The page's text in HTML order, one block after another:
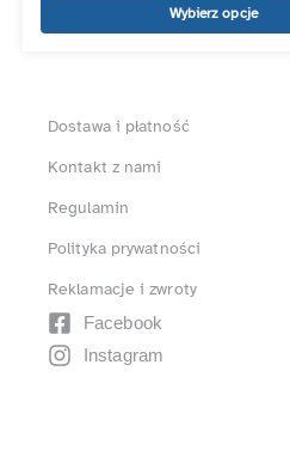
Wybierz opcje
Dostawa i płatność
Kontakt z nami
Regulamin
Polityka prywatności
Reklamacje i zwroty
Facebook
Instagram